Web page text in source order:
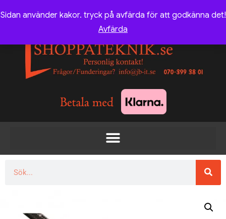
Sidan använder kakor. tryck på avfärda för att godkänna det!
Avfärda